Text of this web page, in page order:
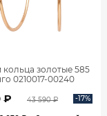
кольца золотые 585
0210017-00240
₽ 43 590 ₽ -17%